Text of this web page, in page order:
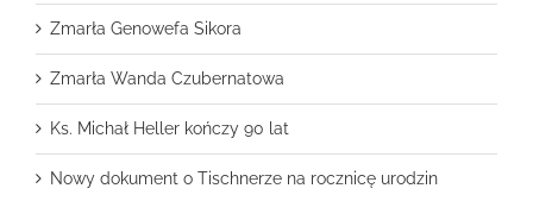
Zmarła Genowefa Sikora
Zmarła Wanda Czubernatowa
Ks. Michał Heller kończy 90 lat
Nowy dokument o Tischnerze na rocznicę urodzin